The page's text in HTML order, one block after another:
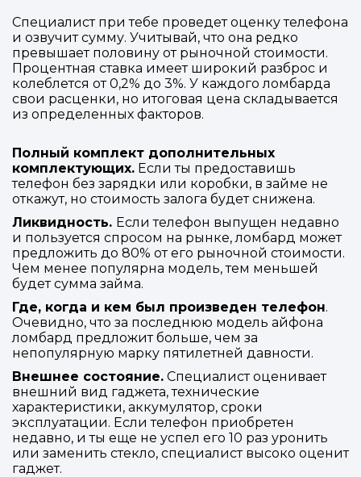
Специалист при тебе проведет оценку телефона
и озвучит сумму. Учитывай, что она редко
превышает половину от рыночной стоимости.
Процентная ставка имеет широкий разброс и
колеблется от 0,2% до 3%. У каждого ломбарда
свои расценки, но итоговая цена складывается
из определенных факторов.
Полный комплект дополнительных
комплектующих. Если ты предоставишь
телефон без зарядки или коробки, в займе не
откажут, но стоимость залога будет снижена.
Ликвидность. Если телефон выпущен недавно
и пользуется спросом на рынке, ломбард может
предложить до 80% от его рыночной стоимости.
Чем менее популярна модель, тем меньшей
будет сумма займа.
Где, когда и кем был произведен телефон.
Очевидно, что за последнюю модель айфона
ломбард предложит больше, чем за
непопулярную марку пятилетней давности.
Внешнее состояние. Специалист оценивает
внешний вид гаджета, технические
характеристики, аккумулятор, сроки
эксплуатации. Если телефон приобретен
недавно, и ты еще не успел его 10 раз уронить
или заменить стекло, специалист высоко оценит
гаджет.